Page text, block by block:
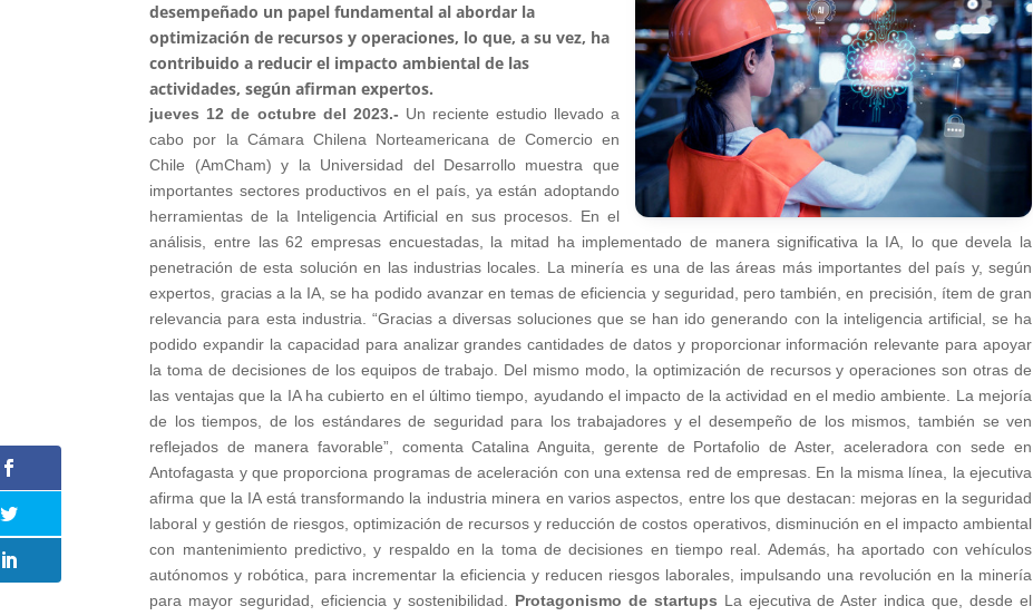
desempeñado un papel fundamental al abordar la
optimización de recursos y operaciones, lo que, a su vez, ha
contribuido a reducir el impacto ambiental de las
actividades, según afirman expertos.
jueves 12 de octubre del 2023.- Un reciente estudio llevado a
cabo por la Cámara Chilena Norteamericana de Comercio en
Chile (AmCham) y la Universidad del Desarrollo muestra que
importantes sectores productivos en el país, ya están adoptando
herramientas de la Inteligencia Artificial en sus procesos. En el
análisis, entre las 62 empresas encuestadas, la mitad ha implementado de manera significativa la IA, lo que devela la
penetración de esta solución en las industrias locales. La minería es una de las áreas más importantes del país y, según
expertos, gracias a la IA, se ha podido avanzar en temas de eficiencia y seguridad, pero también, en precisión, ítem de gran
relevancia para esta industria. “Gracias a diversas soluciones que se han ido generando con la inteligencia artificial, se ha
podido expandir la capacidad para analizar grandes cantidades de datos y proporcionar información relevante para apoyar
la toma de decisiones de los equipos de trabajo. Del mismo modo, la optimización de recursos y operaciones son otras de
las ventajas que la IA ha cubierto en el último tiempo, ayudando el impacto de la actividad en el medio ambiente. La mejoría
de los tiempos, de los estándares de seguridad para los trabajadores y el desempeño de los mismos, también se ven
reflejados de manera favorable”, comenta Catalina Anguita, gerente de Portafolio de Aster, aceleradora con sede en
Antofagasta y que proporciona programas de aceleración con una extensa red de empresas. En la misma línea, la ejecutiva
afirma que la IA está transformando la industria minera en varios aspectos, entre los que destacan: mejoras en la seguridad
laboral y gestión de riesgos, optimización de recursos y reducción de costos operativos, disminución en el impacto ambiental
con mantenimiento predictivo, y respaldo en la toma de decisiones en tiempo real. Además, ha aportado con vehículos
autónomos y robótica, para incrementar la eficiencia y reducen riesgos laborales, impulsando una revolución en la minería
para mayor seguridad, eficiencia y sostenibilidad. Protagonismo de startups La ejecutiva de Aster indica que, desde el